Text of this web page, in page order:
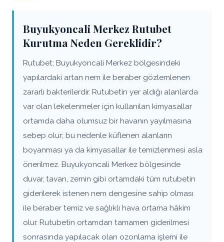
Buyukyoncali Merkez Rutubet
Kurutma Neden Gereklidir?
Rutubet; Buyukyoncali Merkez bölgesindeki
yapılardaki artan nem ile beraber gözlemlenen
zararlı bakterilerdir. Rutubetin yer aldığı alanlarda
var olan lekelenmeler için kullanılan kimyasallar
ortamda daha olumsuz bir havanın yayılmasına
sebep olur; bu nedenle küflenen alanların
boyanması ya da kimyasallar ile temizlenmesi asla
önerilmez. Buyukyoncali Merkez bölgesinde
duvar, tavan, zemin gibi ortamdaki tüm rutubetin
giderilerek istenen nem dengesine sahip olması
ile beraber temiz ve sağlıklı hava ortama hâkim
olur. Rutubetin ortamdan tamamen giderilmesi
sonrasında yapılacak olan ozonlama işlemi ile